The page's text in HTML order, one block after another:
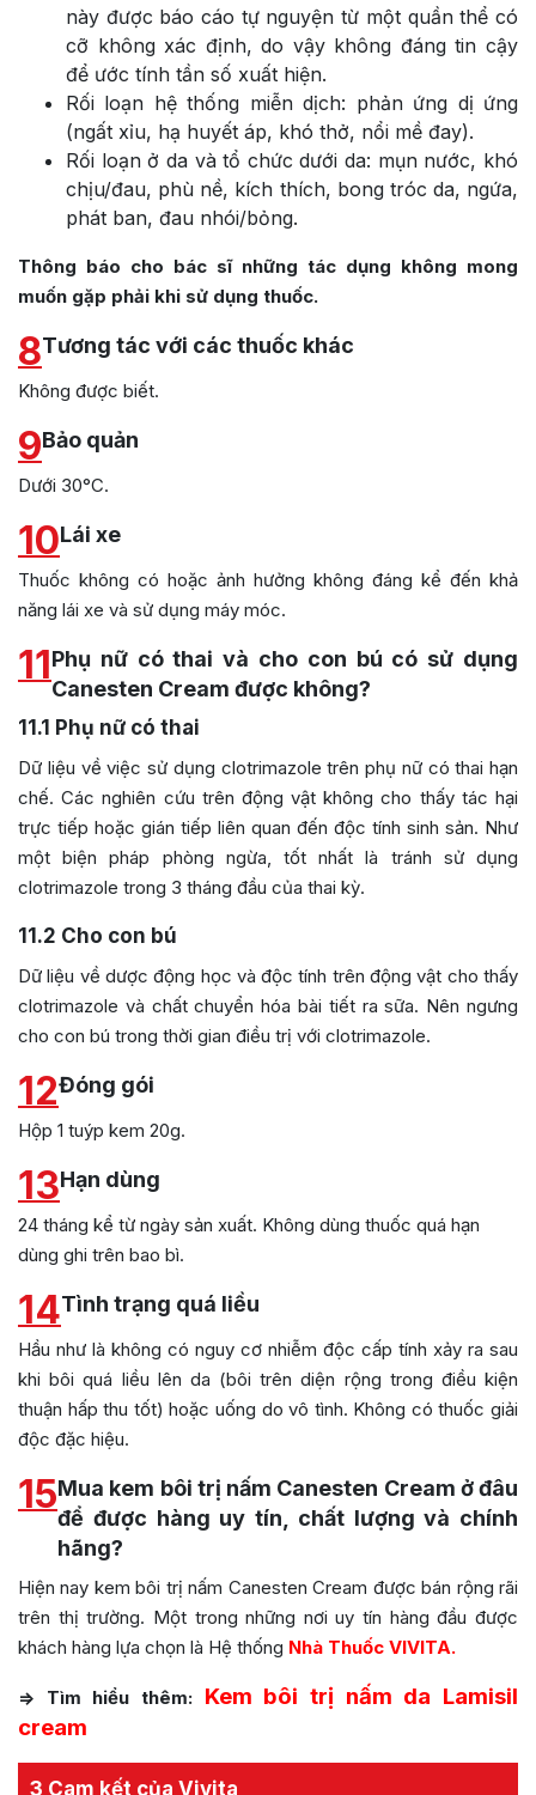
này được báo cáo tự nguyện từ một quần thể có
cỡ không xác định, do vậy không đáng tin cậy
để ước tính tần số xuất hiện.
Rối loạn hệ thống miễn dịch: phản ứng dị ứng
(ngất xỉu, hạ huyết áp, khó thở, nổi mề đay).
Rối loạn ở da và tổ chức dưới da: mụn nước, khó
chịu/đau, phù nề, kích thích, bong tróc da, ngứa,
phát ban, đau nhói/bỏng.
Thông báo cho bác sĩ những tác dụng không mong
muốn gặp phải khi sử dụng thuốc.
8Tương tác với các thuốc khác
Không được biết.
9Bảo quản
Dưới 30°C.
10Lái xe
Thuốc không có hoặc ảnh hưởng không đáng kể đến khả
năng lái xe và sử dụng máy móc.
11Phụ nữ có thai và cho con bú có sử dụng
Canesten Cream được không?
11.1 Phụ nữ có thai
Dữ liệu về việc sử dụng clotrimazole trên phụ nữ có thai hạn
chế. Các nghiên cứu trên động vật không cho thấy tác hại
trực tiếp hoặc gián tiếp liên quan đến độc tính sinh sản. Như
một biện pháp phòng ngừa, tốt nhất là tránh sử dụng
clotrimazole trong 3 tháng đầu của thai kỳ.
11.2 Cho con bú
Dữ liệu về dược động học và độc tính trên động vật cho thấy
clotrimazole và chất chuyển hóa bài tiết ra sữa. Nên ngưng
cho con bú trong thời gian điều trị với clotrimazole.
12Đóng gói
Hộp 1 tuýp kem 20g.
13Hạn dùng
24 tháng kể từ ngày sản xuất. Không dùng thuốc quá hạn
dùng ghi trên bao bì.
14Tình trạng quá liều
Hầu như là không có nguy cơ nhiễm độc cấp tính xảy ra sau
khi bôi quá liều lên da (bôi trên diện rộng trong điều kiện
thuận hấp thu tốt) hoặc uống do vô tình. Không có thuốc giải
độc đặc hiệu.
15Mua kem bôi trị nấm Canesten Cream ở đâu
để được hàng uy tín, chất lượng và chính
hãng?
Hiện nay kem bôi trị nấm Canesten Cream được bán rộng rãi
trên thị trường. Một trong những nơi uy tín hàng đầu được
khách hàng lựa chọn là Hệ thống Nhà Thuốc VIVITA.
=> Tìm hiểu thêm: Kem bôi trị nấm da Lamisil
cream
3 Cam kết của Vivita